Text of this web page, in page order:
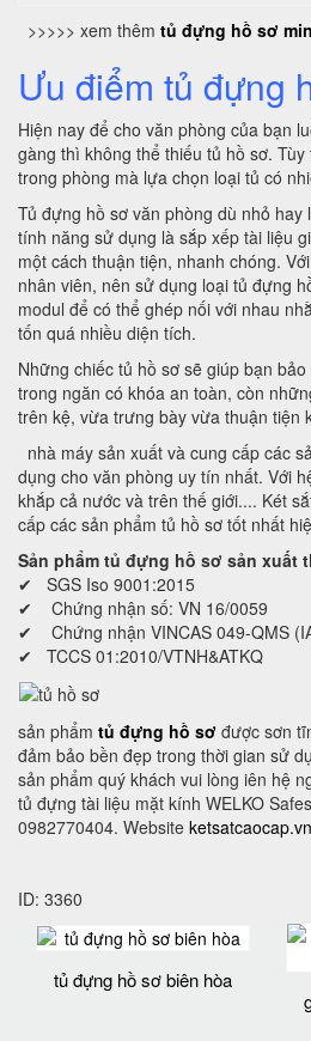
>>>>> xem thêm tủ đựng hồ sơ
Ưu điểm tủ đựng
Hiện nay để cho văn phòng của bạn
gàng thì không thể thiếu tủ hồ sơ.
trong phòng mà lựa chọn loại tủ có
Tủ đựng hồ sơ văn phòng dù nhỏ
tính năng sử dụng là sắp xếp tài liệu
một cách thuận tiện, nhanh chóng.
nhân viên, nên sử dụng loại tủ đựng
modul để có thể ghép nối với nhau
tốn quá nhiều diện tích.
Những chiếc tủ hồ sơ sẽ giúp bạn
trong ngăn có khóa an toàn, còn
trên kệ, vừa trưng bày vừa thuận tiện
nhà máy sản xuất và cung cấp các
dụng cho văn phòng uy tín nhất. Với
khắp cả nước và trên thế giới.... Két
cấp các sản phẩm tủ hồ sơ tốt nhất
Sản phẩm tủ đựng hồ sơ sản xuất
✔ SGS Iso 9001:2015
✔ Chứng nhận số: VN 16/0059
✔ Chứng nhận VINCAS 049-QMS
✔ TCCS 01:2010/VTNH&ATKQ
sản phẩm tủ đựng hồ sơ được sơn
đảm bảo bền đẹp trong thời gian sử
sản phẩm quý khách vui lòng iên hệ
tủ đựng tài liệu mặt kính WELKO
0982770404. Website ketsatcaocap.vn
ID: 3360
tủ đựng hồ sơ biên hòa